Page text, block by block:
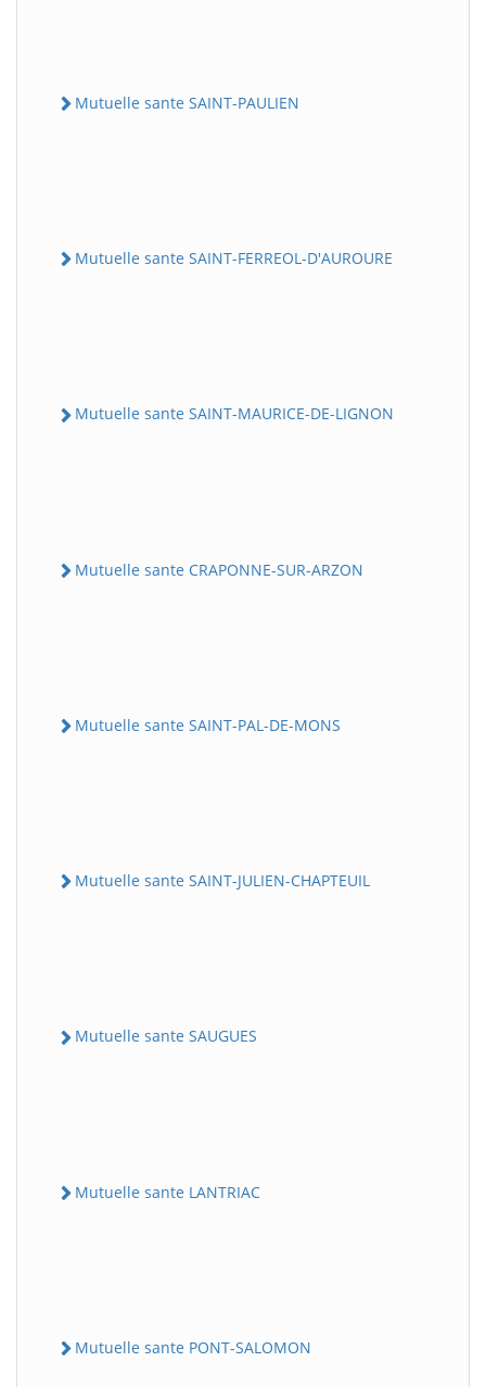
Mutuelle sante SAINT-PAULIEN
Mutuelle sante SAINT-FERREOL-D'AUROURE
Mutuelle sante SAINT-MAURICE-DE-LIGNON
Mutuelle sante CRAPONNE-SUR-ARZON
Mutuelle sante SAINT-PAL-DE-MONS
Mutuelle sante SAINT-JULIEN-CHAPTEUIL
Mutuelle sante SAUGUES
Mutuelle sante LANTRIAC
Mutuelle sante PONT-SALOMON